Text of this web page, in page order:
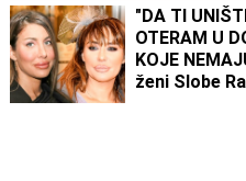
"DA TI
OTERAM U
KOJE
ženi Slobe